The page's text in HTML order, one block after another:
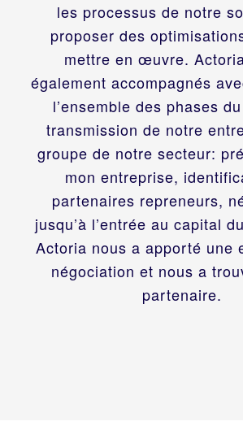
les processus de notre
proposer des
mettre en œuvre.
également accompagnés
l’ensemble des phases
transmission de notre
groupe de notre secteur:
mon entreprise,
partenaires repreneurs,
jusqu’à l’entrée au capital
Actoria nous a apporté une
négociation et nous a
partenaire.